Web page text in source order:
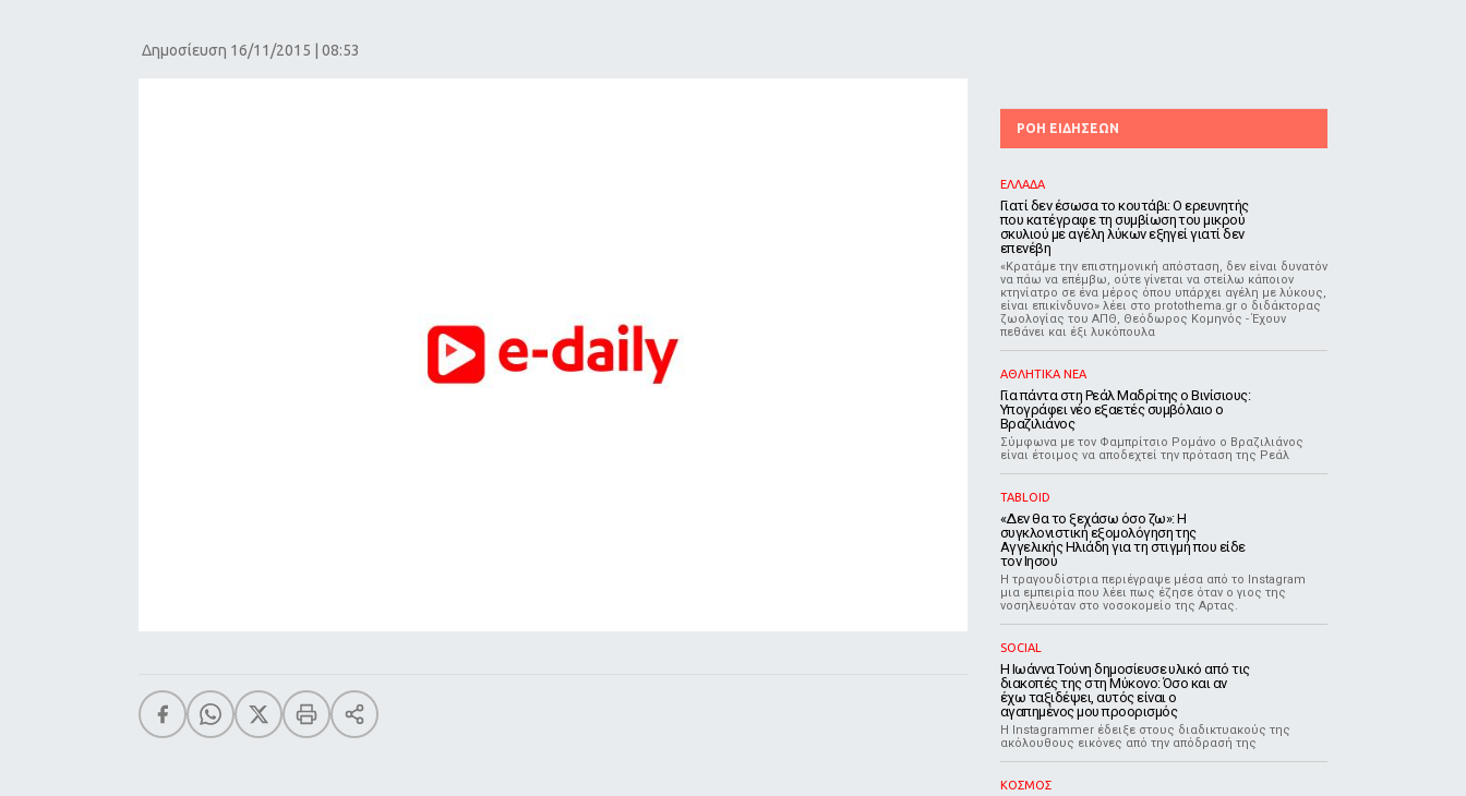
Δημοσίευση 16/11/2015 | 08:53
ΡΟΗ ΕΙΔΗΣΕΩΝ
ΕΛΛΑΔΑ
Γιατί δεν έσωσα το κουτάβι: Ο ερευνητής
που κατέγραφε τη συμβίωση του μικρού
σκυλιού με αγέλη λύκων εξηγεί γιατί δεν
επενέβη
«Κρατάμε την επιστημονική απόσταση, δεν είναι δυνατόν
να πάω να επέμβω, ούτε γίνεται να στείλω κάποιον
κτηνίατρο σε ένα μέρος όπου υπάρχει αγέλη με λύκους,
είναι επικίνδυνο» λέει στο protothema.gr ο διδάκτορας
ζωολογίας του ΑΠΘ, Θεόδωρος Κομηνός - Έχουν
πεθάνει και έξι λυκόπουλα
ΑΘΛΗΤΙΚΑ ΝΕΑ
Για πάντα στη Ρεάλ Μαδρίτης ο Βινίσιους:
Υπογράφει νέο εξαετές συμβόλαιο ο
Βραζιλιάνος
Σύμφωνα με τον Φαμπρίτσιο Ρομάνο ο Βραζιλιάνος
είναι έτοιμος να αποδεχτεί την πρόταση της Ρεάλ
TABLOID
«Δεν θα το ξεχάσω όσο ζω»: Η
συγκλονιστική εξομολόγηση της
Αγγελικής Ηλιάδη για τη στιγμή που είδε
τον Ιησού
Η τραγουδίστρια περιέγραψε μέσα από το Instagram
μια εμπειρία που λέει πως έζησε όταν ο γιος της
νοσηλευόταν στο νοσοκομείο της Αρτας.
SOCIAL
Η Ιωάννα Τούνη δημοσίευσε υλικό από τις
διακοπές της στη Μύκονο: Όσο και αν
έχω ταξιδέψει, αυτός είναι ο
αγαπημένος μου προορισμός
Η Instagrammer έδειξε στους διαδικτυακούς της
ακόλουθους εικόνες από την απόδρασή της
ΚΟΣΜΟΣ